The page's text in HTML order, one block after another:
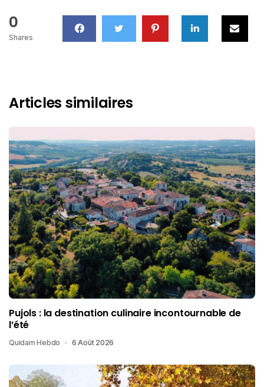
0
Shares
Articles similaires
Pujols : la destination culinaire incontournable de
l’été
Quidam Hebdo 6 Août 2026